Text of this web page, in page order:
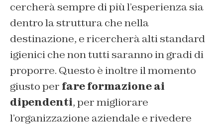
cercherà sempre di più l’esperienza sia
dentro la struttura che nella
destinazione, e ricercherà alti standard
igienici che non tutti saranno in gradi di
proporre. Questo è inoltre il momento
giusto per fare formazione ai
dipendenti, per migliorare
l’organizzazione aziendale e rivedere